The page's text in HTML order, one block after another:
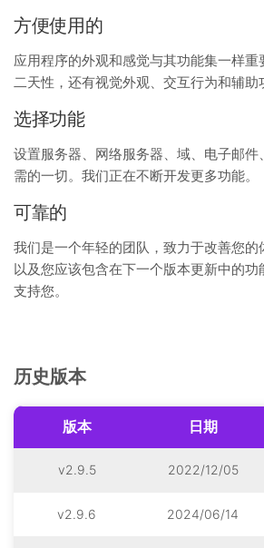
方便使用的
应用程序的外观和感觉与其功能集一样
二天性，还有视觉外观、交互行为和辅助
选择功能
设置服务器、网络服务器、域、电子邮
需的一切。我们正在不断开发更多功能。
可靠的
我们是一个年轻的团队，致力于改善您
以及您应该包含在下一个版本更新中的
支持您。
历史版本
版本 日期
v2.9.5 2022/12/05
v2.9.6 2024/06/14